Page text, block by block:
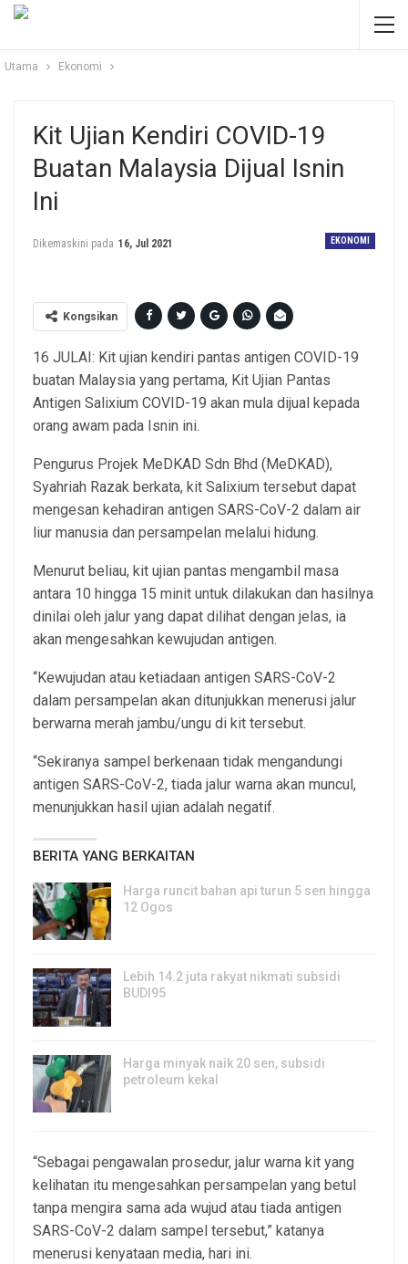
Utama Ekonomi
Kit Ujian Kendiri COVID-19
Buatan Malaysia Dijual Isnin
Ini
EKONOMI
Dikemaskini pada 16, Jul 2021
Kongsikan
16 JULAI: Kit ujian kendiri pantas antigen COVID-19
buatan Malaysia yang pertama, Kit Ujian Pantas
Antigen Salixium COVID-19 akan mula dijual kepada
orang awam pada Isnin ini.
Pengurus Projek MeDKAD Sdn Bhd (MeDKAD),
Syahriah Razak berkata, kit Salixium tersebut dapat
mengesan kehadiran antigen SARS-CoV-2 dalam air
liur manusia dan persampelan melalui hidung.
Menurut beliau, kit ujian pantas mengambil masa
antara 10 hingga 15 minit untuk dilakukan dan hasilnya
dinilai oleh jalur yang dapat dilihat dengan jelas, ia
akan mengesahkan kewujudan antigen.
“Kewujudan atau ketiadaan antigen SARS-CoV-2
dalam persampelan akan ditunjukkan menerusi jalur
berwarna merah jambu/ungu di kit tersebut.
“Sekiranya sampel berkenaan tidak mengandungi
antigen SARS-CoV-2, tiada jalur warna akan muncul,
menunjukkan hasil ujian adalah negatif.
BERITA YANG BERKAITAN
Harga runcit bahan api turun 5 sen hingga
12 Ogos
Lebih 14.2 juta rakyat nikmati subsidi
BUDI95
Harga minyak naik 20 sen, subsidi
petroleum kekal
“Sebagai pengawalan prosedur, jalur warna kit yang
kelihatan itu mengesahkan persampelan yang betul
tanpa mengira sama ada wujud atau tiada antigen
SARS-CoV-2 dalam sampel tersebut,” katanya
menerusi kenyataan media, hari ini.